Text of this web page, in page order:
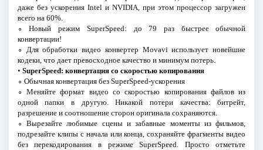
даже без ускорения Intel и NVIDIA, при этом процессор загружен
всего на 60%.
∘ Новый режим SuperSpeed: до 79 раз быстрее обычной
конвертации!
∘ Для обработки видео конвертер Movavi использует новейшие
кодеки, что дает превосходное качество и минимум потерь.
• SuperSpeed: конвертация со скоростью копирования
∘ Обычная конвертация без SuperSpeed-ускорения
∘ Меняйте формат видео со скоростью копирования файлов из
одной папки в другую. Никакой потери качества: битрейт,
разрешение и соотношение сторон оригинала сохраняются.
∘ Вырезайте любимые сцены и забавные моменты из фильмов,
подрезайте клипы с начала или конца, сохраняйте фрагменты видео
без перекодирования в режиме SuperSpeed. Просто отметьте